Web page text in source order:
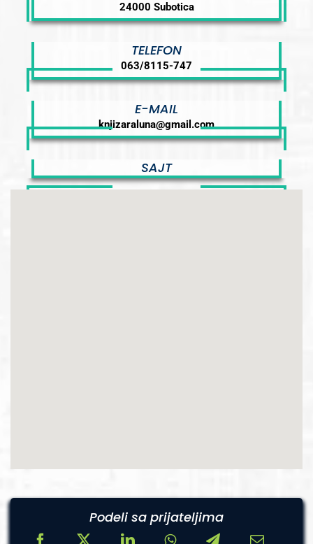
24000 Subotica
TELEFON
063/8115-747
E-MAIL
knjizaraluna@gmail.com
SAJT
Podeli sa prijateljima